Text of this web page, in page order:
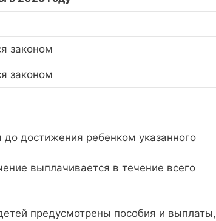
законом
законом
достижения ребенком указанного
выплачивается в течение всего
предусмотрены пособия и выплаты,